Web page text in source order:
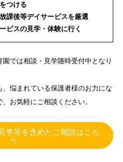
つける
課後等デイサービスを厳選
ビスの見学・体験に行く
では相談・見学随時受付中となり
悩まれている保護者様のお力にな
お気軽にご相談ください。
学等を含めたご相談はこち
ら